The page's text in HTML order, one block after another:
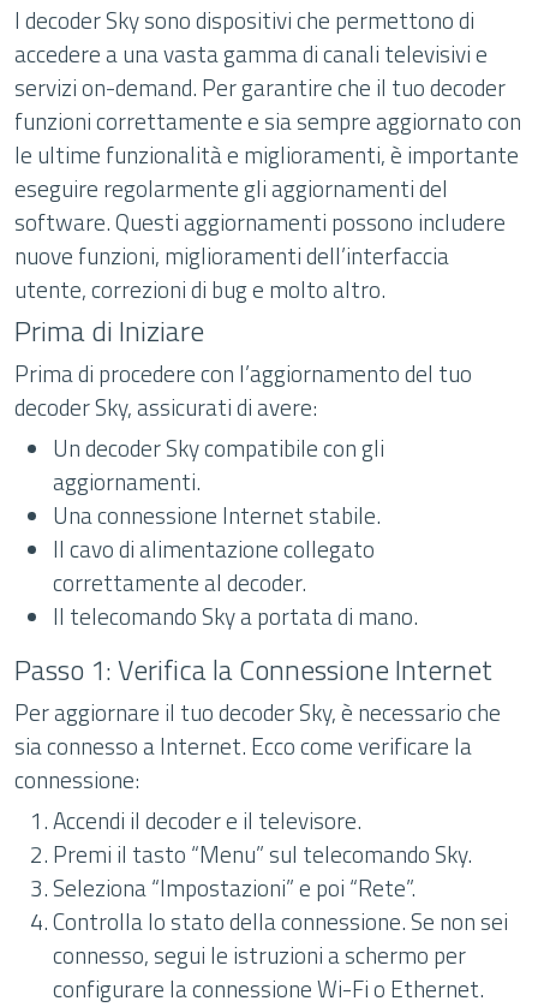
I decoder Sky sono dispositivi che permettono di
accedere a una vasta gamma di canali televisivi e
servizi on-demand. Per garantire che il tuo decoder
funzioni correttamente e sia sempre aggiornato con
le ultime funzionalità e miglioramenti, è importante
eseguire regolarmente gli aggiornamenti del
software. Questi aggiornamenti possono includere
nuove funzioni, miglioramenti dell’interfaccia
utente, correzioni di bug e molto altro.
Prima di Iniziare
Prima di procedere con l’aggiornamento del tuo
decoder Sky, assicurati di avere:
Un decoder Sky compatibile con gli
aggiornamenti.
Una connessione Internet stabile.
Il cavo di alimentazione collegato
correttamente al decoder.
Il telecomando Sky a portata di mano.
Passo 1: Verifica la Connessione Internet
Per aggiornare il tuo decoder Sky, è necessario che
sia connesso a Internet. Ecco come verificare la
connessione:
Accendi il decoder e il televisore.
Premi il tasto “Menu” sul telecomando Sky.
Seleziona “Impostazioni” e poi “Rete”.
Controlla lo stato della connessione. Se non sei
connesso, segui le istruzioni a schermo per
configurare la connessione Wi-Fi o Ethernet.